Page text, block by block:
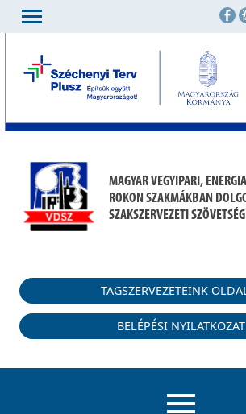
MAGYAR VEGYIPARI,
ROKON SZAKMÁKBAN
SZAKSZERVEZETI
TAGSZERVEZETEINK
BELÉPÉSI NYILATKOZAT